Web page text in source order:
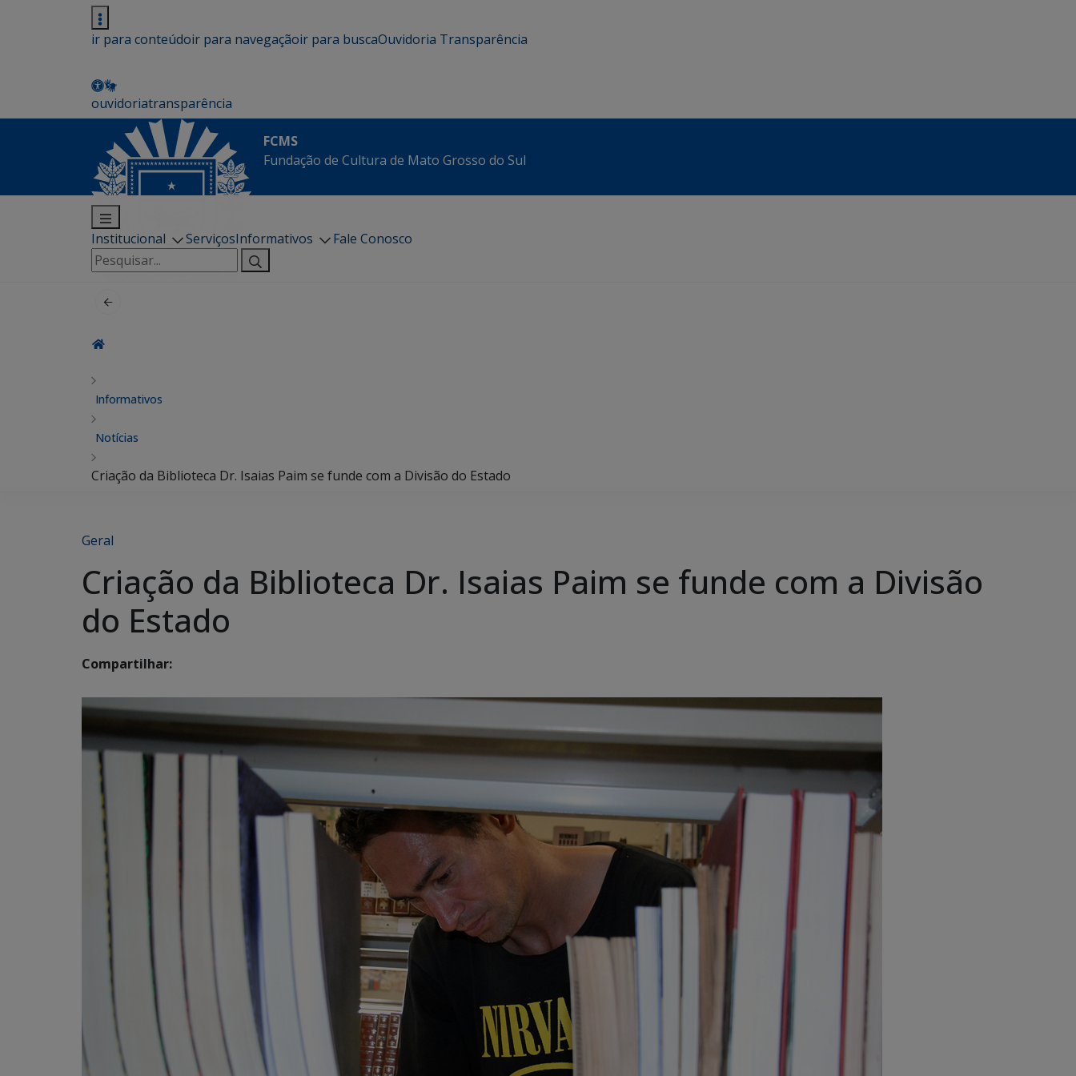
ir para conteúdoir para navegaçãoir para buscaOuvidoria Transparência
ouvidoriatransparência
FCMS
Fundação de Cultura de Mato Grosso do Sul
Institucional ServiçosInformativos
Fale Conosco
Pesquisar
por:
Informativos
Notícias
Criação da Biblioteca Dr. Isaias Paim se funde com a Divisão do Estado
Geral
Criação da Biblioteca Dr. Isaias Paim se funde com a Divisão
do Estado
Compartilhar: